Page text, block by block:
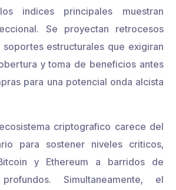
indices principales muestran
Se proyectan retrocesos
soportes estructurales que exigiran
y toma de beneficios antes
para una potencial onda alcista
criptografico carece del
para sostener niveles criticos,
y Ethereum a barridos de
Simultaneamente, el